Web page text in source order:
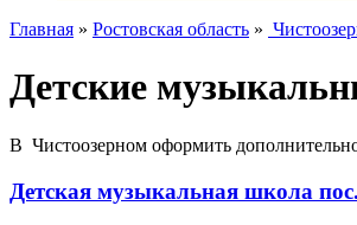
Главная » Ростовская область »
Детские
В Чистоозерном оформить
Детская музыкальная школа